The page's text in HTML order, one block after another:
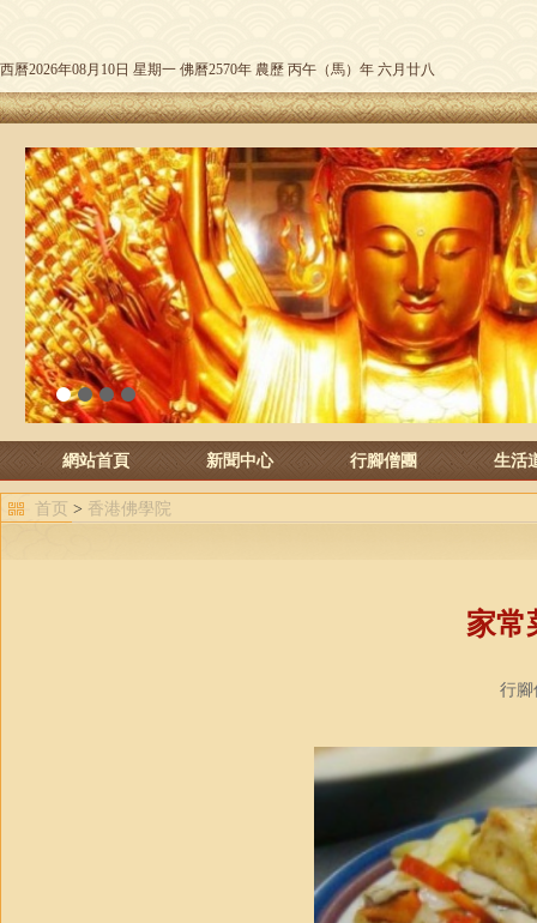
西曆2026年08月10日 星期一 佛曆2570年 農歷 丙午（馬）年 六月廿八
1 2 3 4
網站首頁 新聞中心 行腳僧團 生活
首页 > 香港佛學院
家常
行腳